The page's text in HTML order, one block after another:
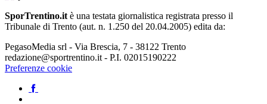
SporTrentino.it è una testata giornalistica registrata presso il
Tribunale di Trento (aut. n. 1.250 del 20.04.2005) edita da:
PegasoMedia srl - Via Brescia, 7 - 38122 Trento
redazione@sportrentino.it - P.I. 02015190222
Preferenze cookie